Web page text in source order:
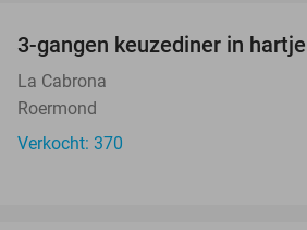
3-gangen keuzediner in
La Cabrona
Roermond
Verkocht: 370